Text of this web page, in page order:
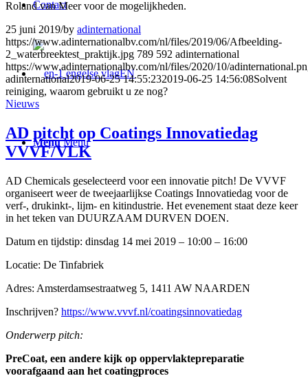
Contact
EN
Menu Menu
Roland van Meer voor de mogelijkheden.
25 juni 2019/by adinternational
https://www.adinternationalbv.com/nl/files/2019/06/Afbeelding-
2_waterbreektest_praktijk.jpg 789 592 adinternational
https://www.adinternationalbv.com/nl/files/2020/10/
adinternational2019-06-25 14:55:232019-06-25 14:56:08Solvent
reiniging, waarom gebruikt u ze nog?
Nieuws
AD pitcht op Coatings Innovatiedag
VVVF/VLK
AD Chemicals geselecteerd voor een innovatie pitch! De VVVF
organiseert weer de tweejaarlijkse Coatings Innovatiedag voor de
verf-, drukinkt-, lijm- en kitindustrie. Het evenement staat deze keer
in het teken van DUURZAAM DURVEN DOEN.
Datum en tijdstip: dinsdag 14 mei 2019 – 10:00 – 16:00
Locatie: De Tinfabriek
Adres: Amsterdamsestraatweg 5, 1411 AW NAARDEN
Inschrijven? https://www.vvvf.nl/coatingsinnovatiedag
Onderwerp pitch:
PreCoat, een andere kijk op oppervlaktepreparatie
voorafgaand aan het coatingproces